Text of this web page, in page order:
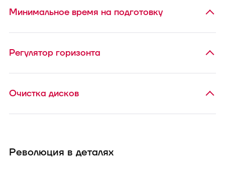
Минимальное время на подготовку
Регулятор горизонта
Очистка дисков
Революция в деталях